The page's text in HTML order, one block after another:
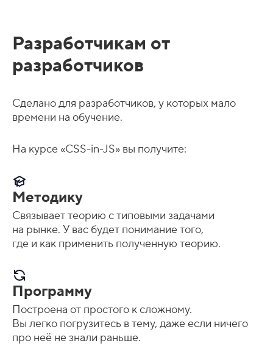
Разработчикам от
разработчиков
Сделано для разработчиков, у которых мало
времени на обучение.
На курсе «CSS-in-JS» вы получите:
Методику
Связывает теорию с типовыми задачами
на рынке. У вас будет понимание того,
где и как применить полученную теорию.
Программу
Построена от простого к сложному.
Вы легко погрузитесь в тему, даже если ничего
про неё не знали раньше.